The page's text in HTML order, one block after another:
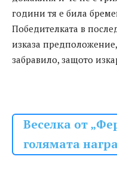
години тя е била
Победителката в
изказа
забравило, защото
Веселка от
голямата